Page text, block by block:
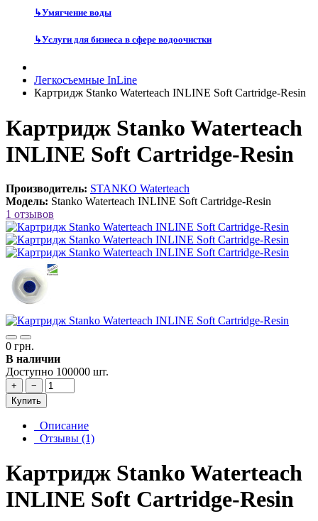
↳Умягчение воды
↳Услуги для бизнеса в сфере водоочистки
Легкосъемные InLine
Картридж Stanko Waterteach INLINE Soft Cartridge-Resin
Картридж Stanko Waterteach
INLINE Soft Cartridge-Resin
Производитель: STANKO Waterteach
Модель: Stanko Waterteach INLINE Soft Cartridge-Resin
1 отзывов
0 грн.
В наличии
Доступно 100000 шт.
+
−
Купить
Описание
Отзывы (1)
Картридж Stanko Waterteach
INLINE Soft Cartridge-Resin